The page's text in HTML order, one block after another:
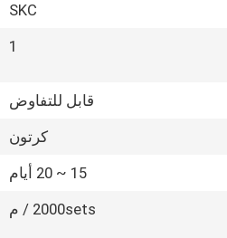
SKC
1
قابل للتفاوض
كرتون
15 ~ 20 أيام
2000sets / م